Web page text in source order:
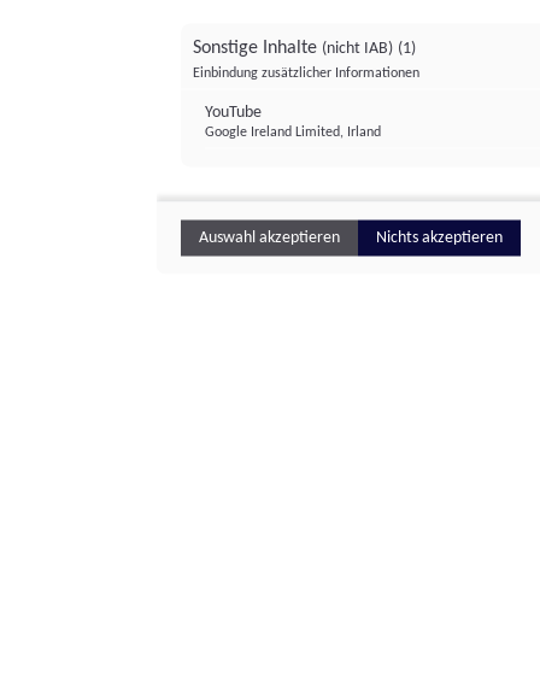
Sonstige Inhalte (nicht IAB) (1)
Einbindung zusätzlicher Informationen
YouTube
Google Ireland Limited, Irland
Auswahl akzeptieren Nichts akzeptieren